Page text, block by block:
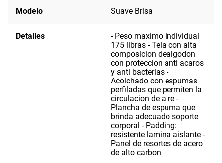
Modelo Suave Brisa
Detalles
- Peso maximo individual
175 libras - Tela con alta
composicion dealgodon
con proteccion anti acaros
y anti bacterias -
Acolchado con espumas
perfiladas que permiten la
circulacion de aire -
Plancha de espuma que
brinda adecuado soporte
corporal - Padding:
resistente lamina aislante -
Panel de resortes de acero
de alto carbon